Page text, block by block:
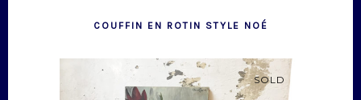
COUFFIN EN ROTIN STYLE NOÉ
SOLD